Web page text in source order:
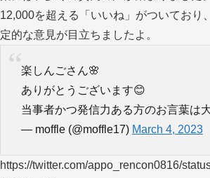
12,000を超える「いいね」がついており
定的な意見が目立ちましたよ。
楽しんごさん🌸
ありがとうございます😊
当事者かつ発信力ある方のお言葉は
— moffle (@moffle17) March 4, 2023
https://twitter.com/appo_rencon0816/